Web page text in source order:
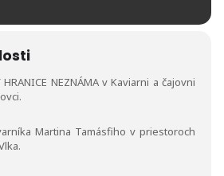
NEZNÁMA v Kaviarni a čajovni
Martina Tamásfiho v priestoroch